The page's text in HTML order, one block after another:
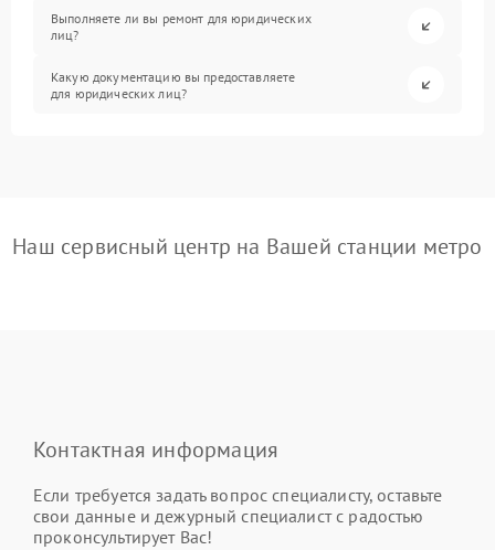
Выполняете ли вы ремонт для юридических
лиц?
Какую документацию вы предоставляете
для юридических лиц?
Наш сервисный центр на Вашей станции метро
Контактная информация
Если требуется задать вопрос специалисту, оставьте
свои данные и дежурный специалист с радостью
проконсультирует Вас!